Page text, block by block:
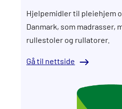
Hjelpemidler til pleiehjem
Danmark, som madrasser,
rullestoler og rullatorer.
Gå til nettside